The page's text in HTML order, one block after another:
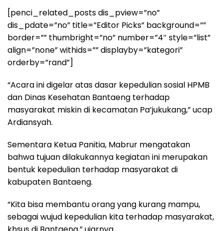
[penci_related_posts dis_pview=”no”
dis_pdate=”no” title=”Editor Picks” background=””
border=”” thumbright=”no” number=”4″ style=”list”
align=”none” withids=”” displayby=”kategori”
orderby=”rand”]
“Acara ini digelar atas dasar kepedulian sosial HPMB
dan Dinas Kesehatan Bantaeng terhadap
masyarakat miskin di kecamatan Pa’jukukang,” ucap
Ardiansyah.
Sementara Ketua Panitia, Mabrur mengatakan
bahwa tujuan dilakukannya kegiatan ini merupakan
bentuk kepedulian terhadap masyarakat di
kabupaten Bantaeng.
“Kita bisa membantu orang yang kurang mampu,
sebagai wujud kepedulian kita terhadap masyarakat,